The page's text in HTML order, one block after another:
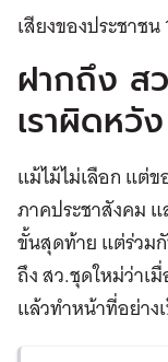
เสียงของประชาชน
ฝากถึง ส
เราผิดหวัง
แม้ไม้ไม่เลือก แต่
ภาคประชาสังคม
ขั้นสุดท้าย แต่ร่วม
ถึง สว.ชุดใหม่ว่าเ
แล้วทำหน้าที่อย่าง